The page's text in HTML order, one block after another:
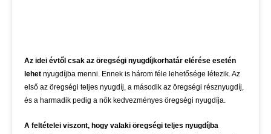
Az idei évtől csak az öregségi nyugdíjkorhatár elérése esetén
lehet nyugdíjba menni. Ennek is három féle lehetősége létezik. Az
első az öregségi teljes nyugdíj, a második az öregségi résznyugdíj,
és a harmadik pedig a nők kedvezményes öregségi nyugdíja.
A feltételei viszont, hogy valaki öregségi teljes nyugdíjba